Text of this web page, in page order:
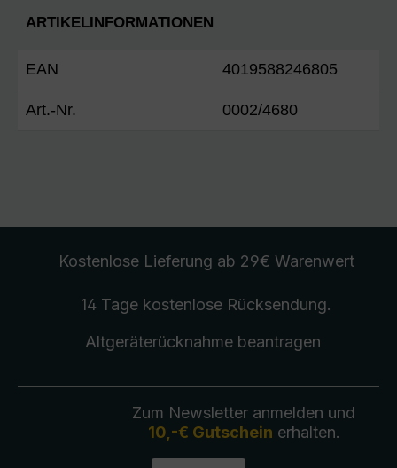
ARTIKELINFORMATIONEN
EAN 4019588246805
Art.-Nr. 0002/4680
Kostenlose Lieferung ab 29€ Warenwert
14 Tage kostenlose Rücksendung.
Altgeräterücknahmebeantragen
Zum Newsletter anmelden und
10,-€ Gutschein erhalten.